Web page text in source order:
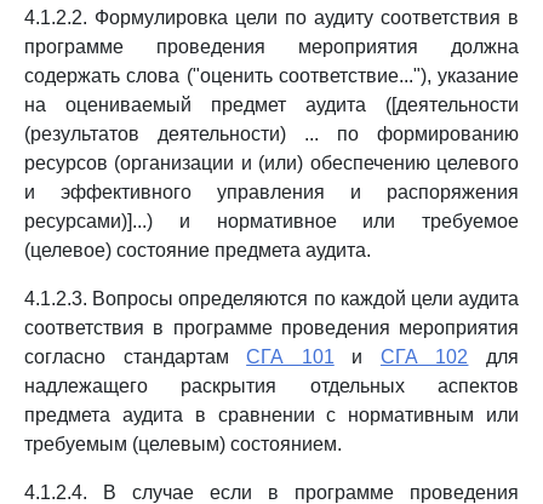
4.1.2.2. Формулировка цели по аудиту соответствия в
программе проведения мероприятия должна
содержать слова ("оценить соответствие..."), указание
на оцениваемый предмет аудита ([деятельности
(результатов деятельности) ... по формированию
ресурсов (организации и (или) обеспечению целевого
и эффективного управления и распоряжения
ресурсами)]...) и нормативное или требуемое
(целевое) состояние предмета аудита.
4.1.2.3. Вопросы определяются по каждой цели аудита
соответствия в программе проведения мероприятия
согласно стандартамСГА 101 и СГА 102 для
надлежащего раскрытия отдельных аспектов
предмета аудита в сравнении с нормативным или
требуемым (целевым) состоянием.
4.1.2.4. В случае если в программе проведения